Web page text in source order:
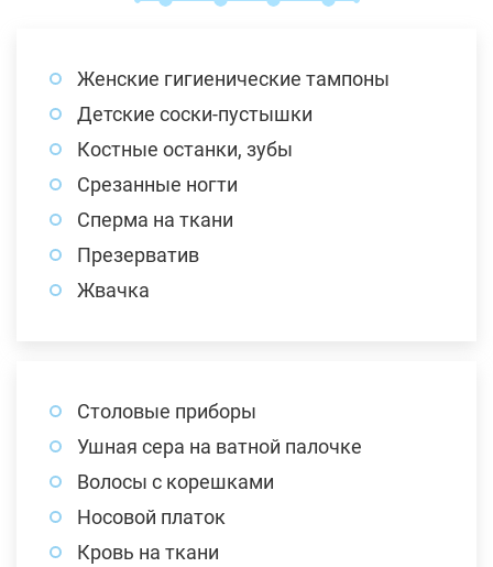
Женские гигиенические тампоны
Детские соски-пустышки
Костные останки, зубы
Срезанные ногти
Сперма на ткани
Презерватив
Жвачка
Столовые приборы
Ушная сера на ватной палочке
Волосы с корешками
Носовой платок
Кровь на ткани